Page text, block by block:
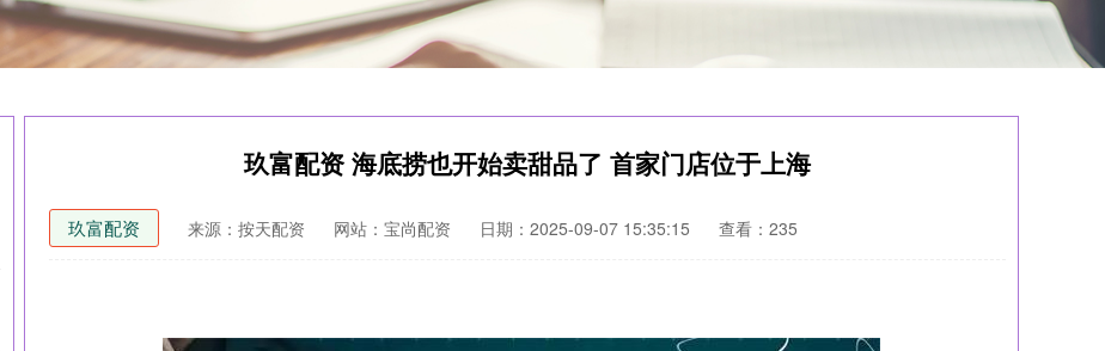
玖富配资 海底捞也开始卖甜品了 首家门店位于上海
玖富配资 来源：按天配资 网站：宝尚配资 日期：2025-09-07 15:35:15 查看：235